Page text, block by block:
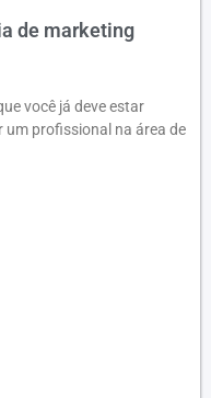
de marketing
você já deve estar
profissional na área de